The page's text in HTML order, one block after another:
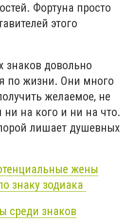
Фортуна просто
этого
довольно
по жизни. Они много
желаемое, не
ни на кого и ни на что.
лишает душевных
жены
знаку зодиака
среди знаков